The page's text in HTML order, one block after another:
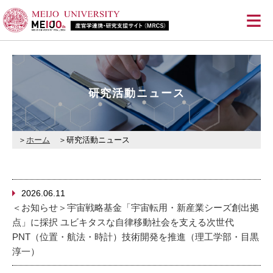
≡
研究活動ニュース
ホーム 研究活動ニュース
2026.06.11
＜お知らせ＞宇宙戦略基金「宇宙転用・新産業シーズ創出拠
点」に採択 ユビキタスな自律移動社会を支える次世代
PNT（位置・航法・時計）技術開発を推進（理工学部・目黒
淳一）